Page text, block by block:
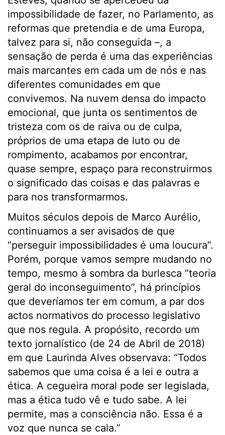
impossibilidade de fazer, no Parlamento, as
reformas que pretendia e de uma Europa,
talvez para si, não conseguida –, a
sensação de perda é uma das experiências
mais marcantes em cada um de nós e nas
diferentes comunidades em que
convivemos. Na nuvem densa do impacto
emocional, que junta os sentimentos de
tristeza com os de raiva ou de culpa,
próprios de uma etapa de luto ou de
rompimento, acabamos por encontrar,
quase sempre, espaço para reconstruirmos
o significado das coisas e das palavras e
para nos transformarmos.
Muitos séculos depois de Marco Aurélio,
continuamos a ser avisados de que
“perseguir impossibilidades é uma loucura”.
Porém, porque vamos sempre mudando no
tempo, mesmo à sombra da burlesca “teoria
geral do inconseguimento”, há princípios
que deveríamos ter em comum, a par dos
actos normativos do processo legislativo
que nos regula. A propósito, recordo um
texto jornalístico (de 24 de Abril de 2018)
em que Laurinda Alves observava: “Todos
sabemos que uma coisa é a lei e outra a
ética. A cegueira moral pode ser legislada,
mas a ética tudo vê e tudo sabe. A lei
permite, mas a consciência não. Essa é a
voz que nunca se cala.”